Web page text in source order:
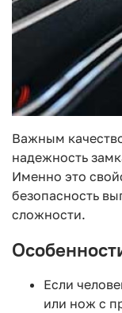
Важным
надежность
Именно это
безопасность
сложности.
Если
или нож с